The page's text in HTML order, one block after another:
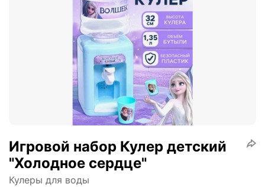
Игровой набор Кулер детский
"Холодное сердце"
Кулеры для воды